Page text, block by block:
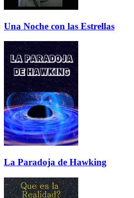
Una Noche con las Estrellas
La Paradoja de Hawking